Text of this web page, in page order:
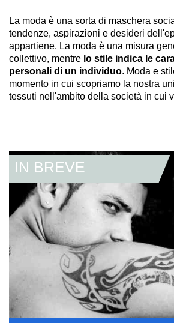
La moda è una sorta di maschera
tendenze, aspirazioni e desideri
appartiene. La moda è una misura
collettivo, mentre lo stile indica le
personali di un individuo. Moda e
momento in cui scopriamo la nostra
tessuti nell'ambito della società in cui